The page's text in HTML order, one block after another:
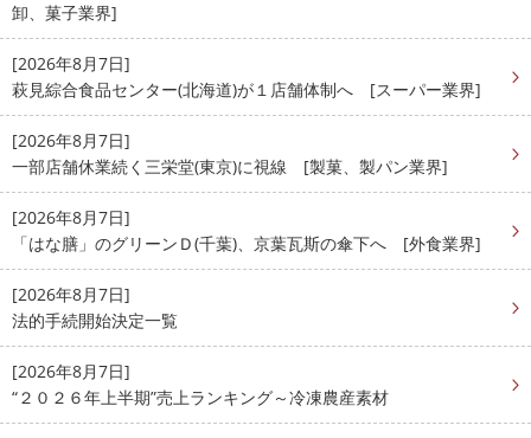
卸、菓子業界]
[2026年8月7日]
萩見綜合食品センター(北海道)が１店舗体制へ [スーパー業界]
[2026年8月7日]
一部店舗休業続く三栄堂(東京)に視線 [製菓、製パン業界]
[2026年8月7日]
「はな膳」のグリーンＤ(千葉)、京葉瓦斯の傘下へ [外食業界]
[2026年8月7日]
法的手続開始決定一覧
[2026年8月7日]
“２０２６年上半期”売上ランキング～冷凍農産素材